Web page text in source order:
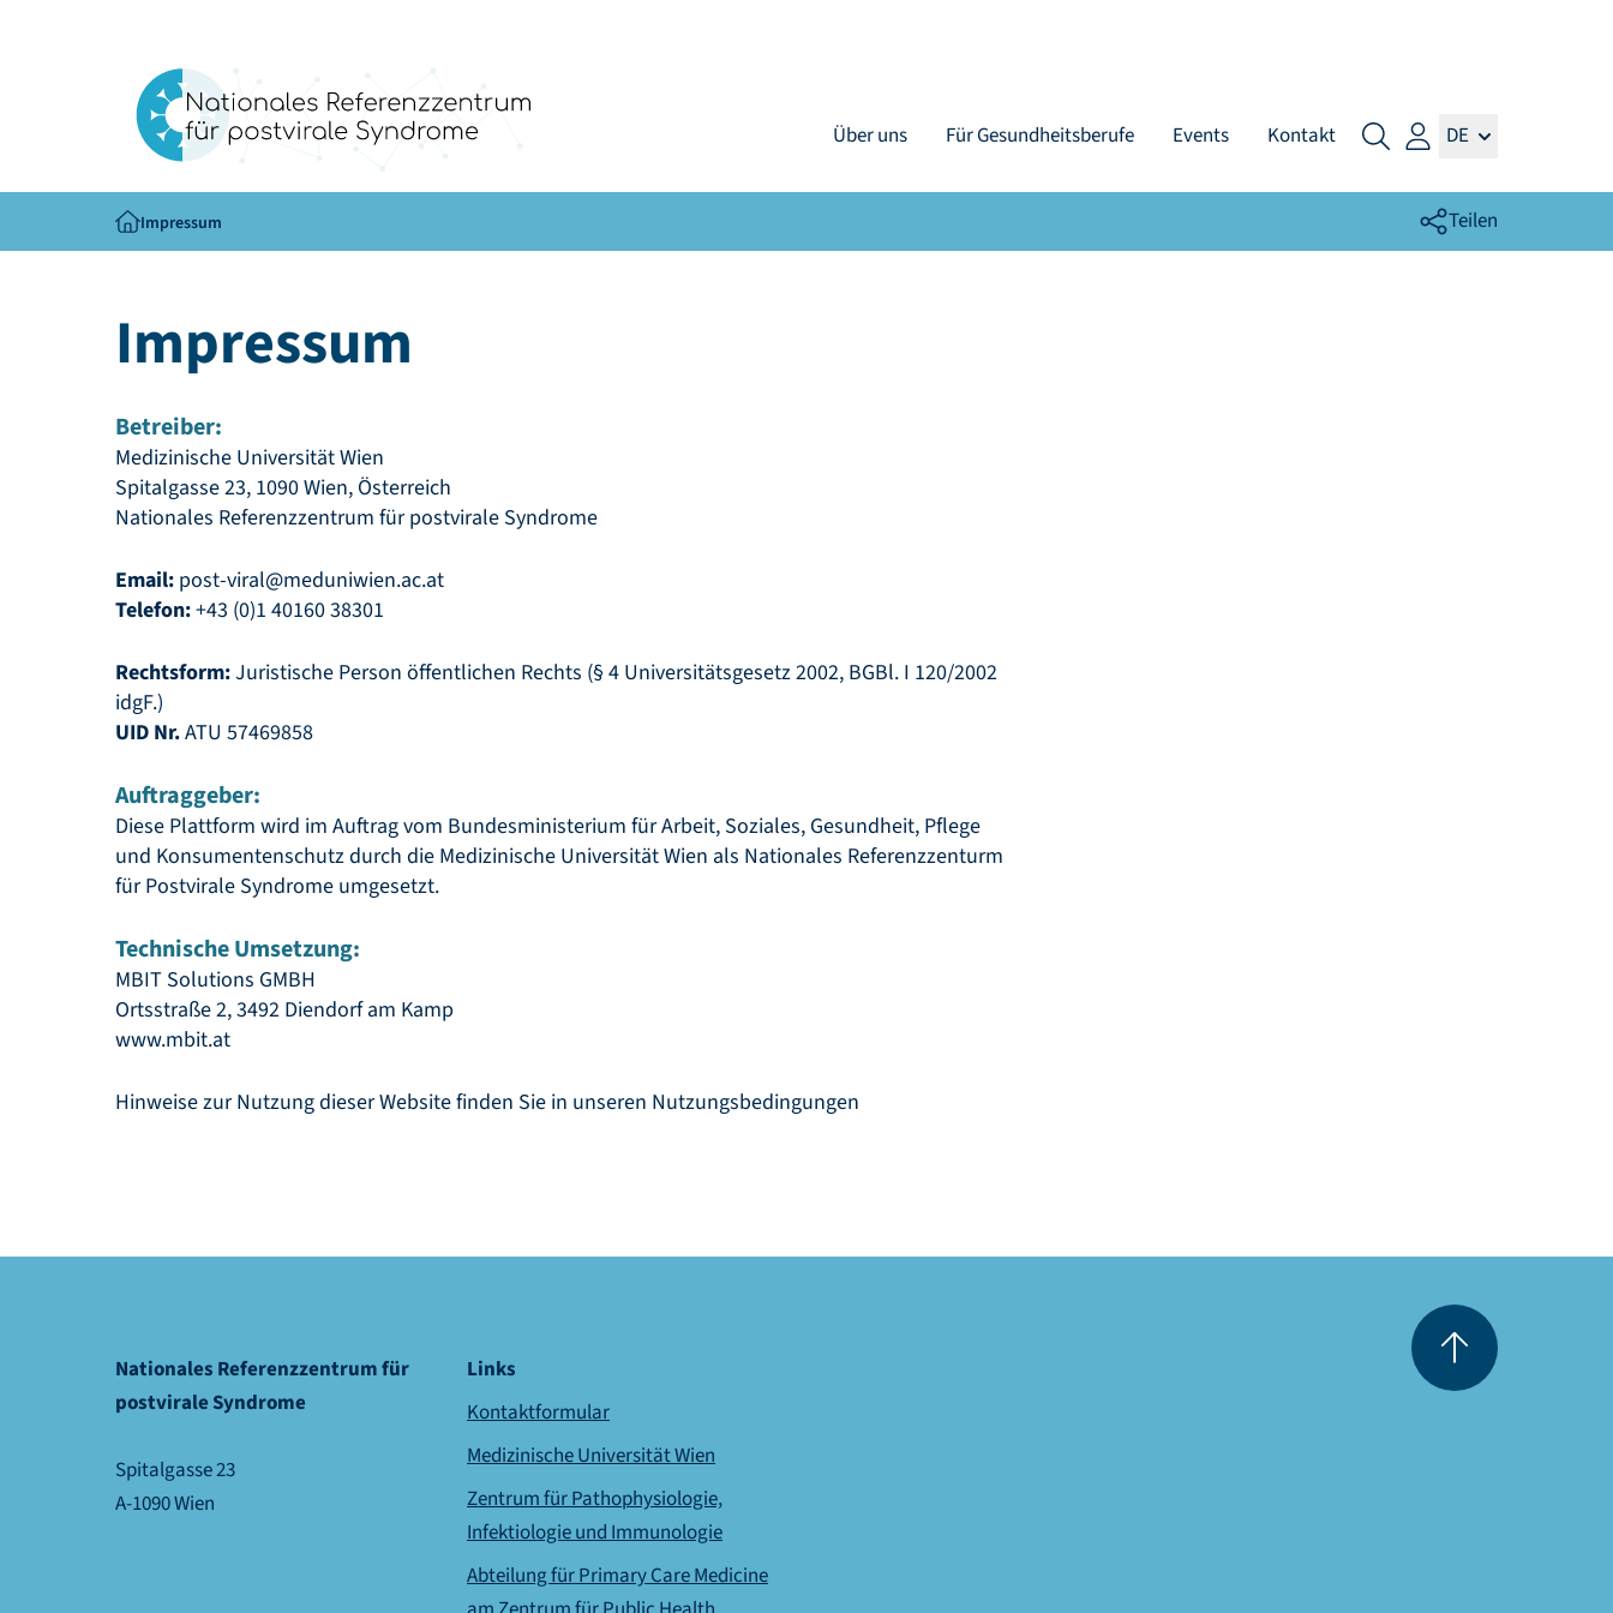
Über uns Für Gesundheitsberufe Events Kontakt DE
Impressum Teilen
Impressum
Betreiber:
Medizinische Universität Wien
Spitalgasse 23, 1090 Wien, Österreich
Nationales Referenzzentrum für postvirale Syndrome
Email: post-viral@meduniwien.ac.at
Telefon:+43 (0)1 40160 38301
Rechtsform:Juristische Person öffentlichen Rechts (§ 4 Universitätsgesetz 2002, BGBl. I 120/2002
idgF.)
UID Nr.ATU 57469858
Auftraggeber:
Diese Plattform wird im Auftrag vom Bundesministerium für Arbeit, Soziales, Gesundheit, Pflege
und Konsumentenschutz durch die Medizinische Universität Wien als Nationales Referenzzenturm
für Postvirale Syndrome umgesetzt.
Technische Umsetzung:
MBIT Solutions GMBH
Ortsstraße 2, 3492 Diendorf am Kamp
www.mbit.at
Hinweise zur Nutzung dieser Website finden Sie in unseren Nutzungsbedingungen
Nationales Referenzzentrum für
postvirale Syndrome
Spitalgasse 23
A-1090 Wien
Links
Kontaktformular
Medizinische Universität Wien
Zentrum für Pathophysiologie,
Infektiologie und Immunologie
Abteilung für Primary Care Medicine